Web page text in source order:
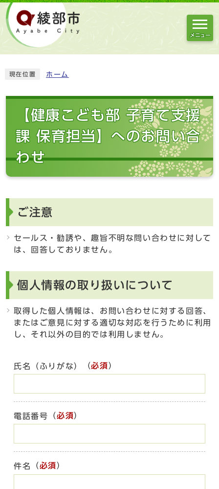
メニュー
現在位置 ホーム
【健康こども部 子育て支援
課 保育担当】へのお問い合
わせ
ご注意
セールス・勧誘や、趣旨不明な問い合わせに対して
は、回答しておりません。
個人情報の取り扱いについて
取得した個人情報は、お問い合わせに対する回答、
またはご意見に対する適切な対応を行うために利用
し、それ以外の目的では利用しません。
氏名（ふりがな） （必須）
電話番号 （必須）
件名 （必須）